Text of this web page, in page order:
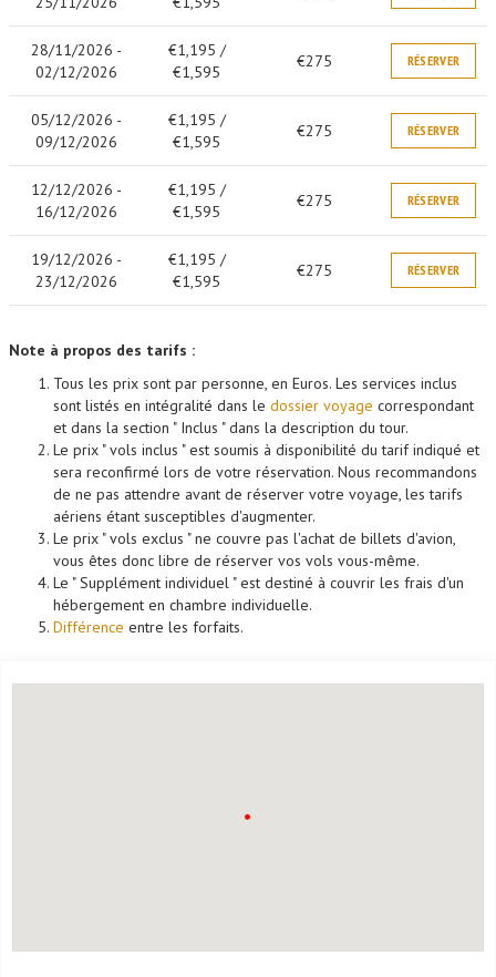
28/11/2026 -
02/12/2026
€1,195 /
€1,595
€275 RÉSERVER
05/12/2026 -
09/12/2026
€1,195 /
€1,595
€275 RÉSERVER
12/12/2026 -
16/12/2026
€1,195 /
€1,595
€275 RÉSERVER
19/12/2026 -
23/12/2026
€1,195 /
€1,595
€275 RÉSERVER
Note à propos des tarifs :
Tous les prix sont par personne, en Euros. Les services inclus
sont listés en intégralité dans le dossier voyage correspondant
et dans la section " Inclus " dans la description du tour.
Le prix " vols inclus " est soumis à disponibilité du tarif indiqué et
sera reconfirmé lors de votre réservation. Nous recommandons
de ne pas attendre avant de réserver votre voyage, les tarifs
aériens étant susceptibles d'augmenter.
Le prix " vols exclus " ne couvre pas l'achat de billets d'avion,
vous êtes donc libre de réserver vos vols vous-même.
Le " Supplément individuel " est destiné à couvrir les frais d'un
hébergement en chambre individuelle.
Différence entre les forfaits.